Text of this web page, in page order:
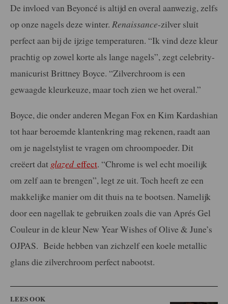
De invloed van Beyoncé is altijd en overal aanwezig, zelfs
op onze nagels deze winter. Renaissance-zilver sluit
perfect aan bij de ijzige temperaturen. “Ik vind deze kleur
prachtig op zowel korte als lange nagels”, zegt celebrity-
manicurist Brittney Boyce. “Zilverchroom is een
gewaagde kleurkeuze, maar toch zien we het overal.”
Boyce, die onder anderen Megan Fox en Kim Kardashian
tot haar beroemde klantenkring mag rekenen, raadt aan
om je nagelstylist te vragen om chroompoeder. Dit
creëert dat glazed effect. “Chrome is wel echt moeilijk
om zelf aan te brengen”, legt ze uit. Toch heeft ze een
makkelijke manier om dit thuis na te bootsen. Namelijk
door een nagellak te gebruiken zoals die van Aprés Gel
Couleur in de kleur New Year Wishes of Olive & June’s
OJPAS. Beide hebben van zichzelf een koele metallic
glans die zilverchroom perfect nabootst.
LEES OOK